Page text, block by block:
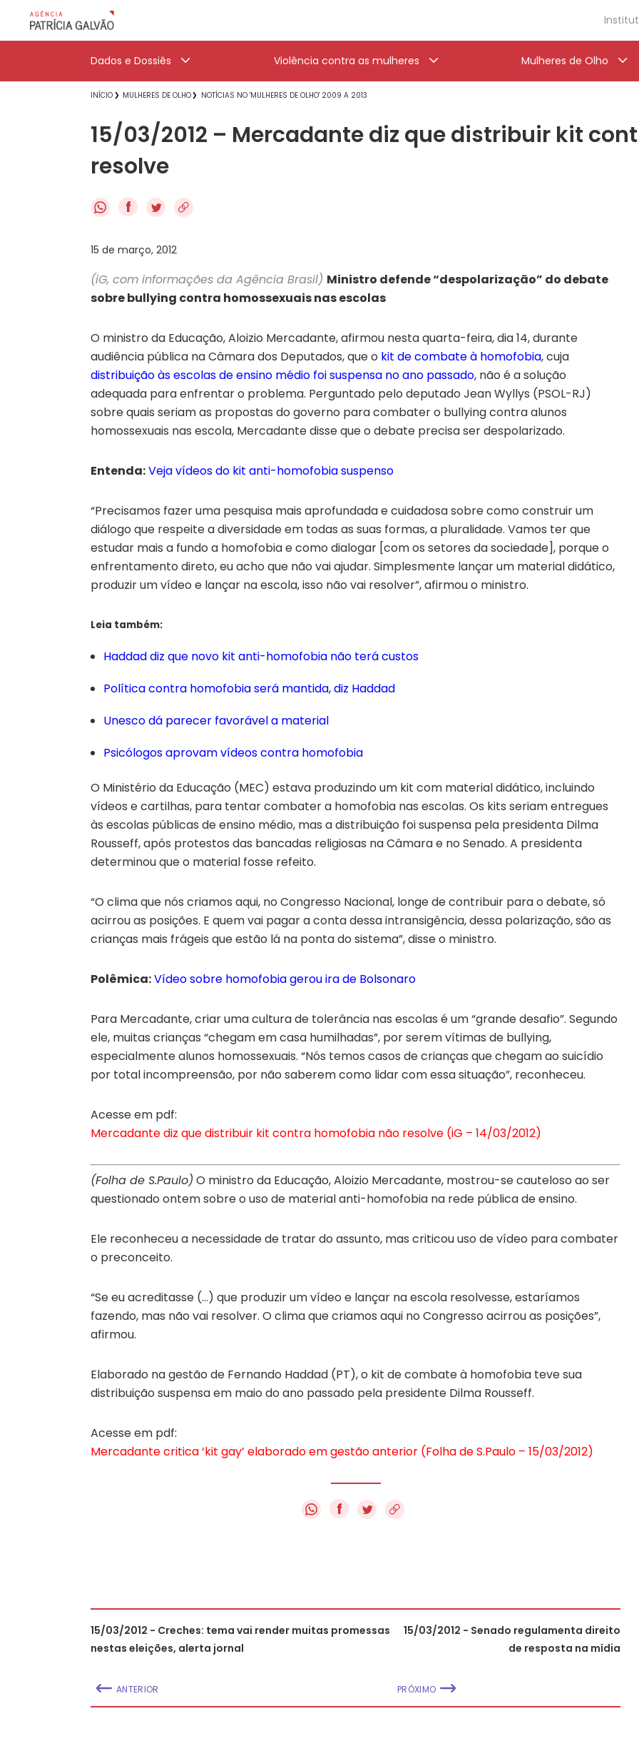
Dados e Dossiês Violência contra as mulheres Mulheres de Olho
INÍCIO MULHERES DE OLHO NOTÍCIAS NO 'MULHERES DE OLHO' 2009 A 2013
15/03/2012 – Mercadante diz que distribuir kit
resolve
f
15 de março, 2012
(iG, com informações da Agência Brasil) Ministro defende “despolarização” do debate
sobre bullying contra homossexuais nas escolas
O ministro da Educação, Aloizio Mercadante, afirmou nesta quarta-feira, dia 14, durante
audiência pública na Câmara dos Deputados, que o kit de combate à homofobia, cuja
distribuição às escolas de ensino médio foi suspensa no ano passado, não é a solução
adequada para enfrentar o problema. Perguntado pelo deputado Jean Wyllys (PSOL-RJ)
sobre quais seriam as propostas do governo para combater o bullying contra alunos
homossexuais nas escola, Mercadante disse que o debate precisa ser despolarizado.
Entenda:Veja vídeos do kit anti-homofobia suspenso
“Precisamos fazer uma pesquisa mais aprofundada e cuidadosa sobre como construir um
diálogo que respeite a diversidade em todas as suas formas, a pluralidade. Vamos ter que
estudar mais a fundo a homofobia e como dialogar [com os setores da sociedade], porque o
enfrentamento direto, eu acho que não vai ajudar. Simplesmente lançar um material didático,
produzir um vídeo e lançar na escola, isso não vai resolver”, afirmou o ministro.
Leia também:
Haddad diz que novo kit anti-homofobia não terá custos
Política contra homofobia será mantida, diz Haddad
Unesco dá parecer favorável a material
Psicólogos aprovam vídeos contra homofobia
O Ministério da Educação (MEC) estava produzindo um kit com material didático, incluindo
vídeos e cartilhas, para tentar combater a homofobia nas escolas. Os kits seriam entregues
às escolas públicas de ensino médio, mas a distribuição foi suspensa pela presidenta Dilma
Rousseff, após protestos das bancadas religiosas na Câmara e no Senado. A presidenta
determinou que o material fosse refeito.
“O clima que nós criamos aqui, no Congresso Nacional, longe de contribuir para o debate, só
acirrou as posições. E quem vai pagar a conta dessa intransigência, dessa polarização, são as
crianças mais frágeis que estão lá na ponta do sistema”, disse o ministro.
Polêmica:Vídeo sobre homofobia gerou ira de Bolsonaro
Para Mercadante, criar uma cultura de tolerância nas escolas é um “grande desafio”. Segundo
ele, muitas crianças “chegam em casa humilhadas”, por serem vítimas de bullying,
especialmente alunos homossexuais. “Nós temos casos de crianças que chegam ao suicídio
por total incompreensão, por não saberem como lidar com essa situação”, reconheceu.
Acesse em pdf:
Mercadante diz que distribuir kit contra homofobia não resolve (iG – 14/03/2012)
(Folha de S.Paulo) O ministro da Educação, Aloizio Mercadante, mostrou-se cauteloso ao ser
questionado ontem sobre o uso de material anti-homofobia na rede pública de ensino.
Ele reconheceu a necessidade de tratar do assunto, mas criticou uso de vídeo para combater
o preconceito.
“Se eu acreditasse (…) que produzir um vídeo e lançar na escola resolvesse, estaríamos
fazendo, mas não vai resolver. O clima que criamos aqui no Congresso acirrou as posições”,
afirmou.
Elaborado na gestão de Fernando Haddad (PT), o kit de combate à homofobia teve sua
distribuição suspensa em maio do ano passado pela presidente Dilma Rousseff.
Acesse em pdf:
Mercadante critica ‘kit gay’ elaborado em gestão anterior (Folha de S.Paulo – 15/03/2012)
f
15/03/2012 - Creches: tema vai render muitas promessas
nestas eleições, alerta jornal
ANTERIOR
15/03/2012 - Senado regulamenta direito
de resposta na mídia
PRÓXIMO